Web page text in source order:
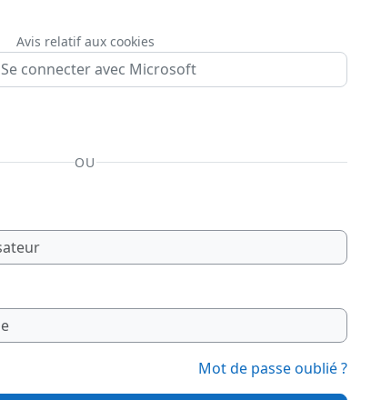
Mot de passe oublié ?
OU
Se connecter avec Microsoft
Avis relatif aux cookies